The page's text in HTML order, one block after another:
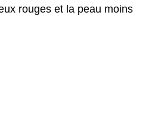
rouges et la peau moins